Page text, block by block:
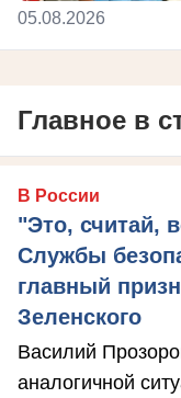
05.08.2026
Главное в
В России
"Это, считай,
Службы
главный
Зеленского
Василий
аналогичной